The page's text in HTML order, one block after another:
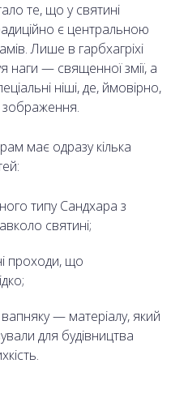
те, що у святині
є центральною
Лише в гарбхагріхі
наги — священної змії, а
ніші, де, ймовірно,
зображення.
має одразу кілька
типу Сандхара з
святині;
проходи, що
вапняку — матеріалу, який
для будівництва